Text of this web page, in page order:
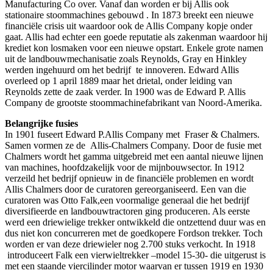
Manufacturing Co over. Vanaf dan worden er bij Allis ook
stationaire stoommachines gebouwd . In 1873 breekt een nieuwe
financiële crisis uit waardoor ook de Allis Company kopje onder
gaat. Allis had echter een goede reputatie als zakenman waardoor hij
krediet kon losmaken voor een nieuwe opstart. Enkele grote namen
uit de landbouwmechanisatie zoals Reynolds, Gray en Hinkley
werden ingehuurd om het bedrijf te innoveren. Edward Allis
overleed op 1 april 1889 maar het drietal, onder leiding van
Reynolds zette de zaak verder. In 1900 was de Edward P. Allis
Company de grootste stoommachinefabrikant van Noord-Amerika.
Belangrijke fusies
In 1901 fuseert Edward P.Allis Company met Fraser & Chalmers.
Samen vormen ze de Allis-Chalmers Company. Door de fusie met
Chalmers wordt het gamma uitgebreid met een aantal nieuwe lijnen
van machines, hoofdzakelijk voor de mijnbouwsector. In 1912
verzeild het bedrijf opnieuw in de financiële problemen en wordt
Allis Chalmers door de curatoren gereorganiseerd. Een van die
curatoren was Otto Falk,een voormalige generaal die het bedrijf
diversifieerde en landbouwtractoren ging produceren. Als eerste
werd een driewielige trekker ontwikkeld die ontzettend duur was en
dus niet kon concurreren met de goedkopere Fordson trekker. Toch
worden er van deze driewieler nog 2.700 stuks verkocht. In 1918
introduceert Falk een vierwieltrekker –model 15-30- die uitgerust is
met een staande viercilinder motor waarvan er tussen 1919 en 1930